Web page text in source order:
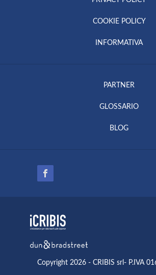
COOKIE POLICY
INFORMATIVA
PARTNER
GLOSSARIO
BLOG
Copyright 2026 - CRIBIS srl- P.IVA